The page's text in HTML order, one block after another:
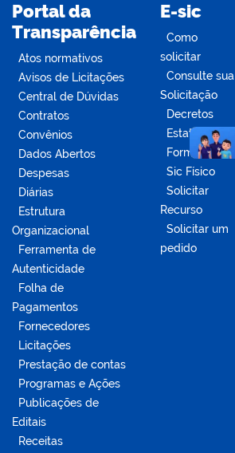
Portal da
Transparência
Atos normativos
Avisos de Licitações
Central de Dúvidas
Contratos
Convênios
Dados Abertos
Despesas
Diárias
Estrutura
Organizacional
Ferramenta de
Autenticidade
Folha de
Pagamentos
Fornecedores
Licitações
Prestação de contas
Programas e Ações
Publicações de
Editais
Receitas
E-sic
Como
solicitar
Consulte sua
Solicitação
Decretos
Estatísticas
Formulários
Sic Físico
Solicitar
Recurso
Solicitar um
pedido